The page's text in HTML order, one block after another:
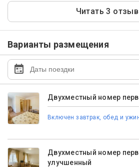
Читать 3
Варианты размещения
Двухместный номер
Включен завтрак, обед и
Двухместный номер
улучшенный